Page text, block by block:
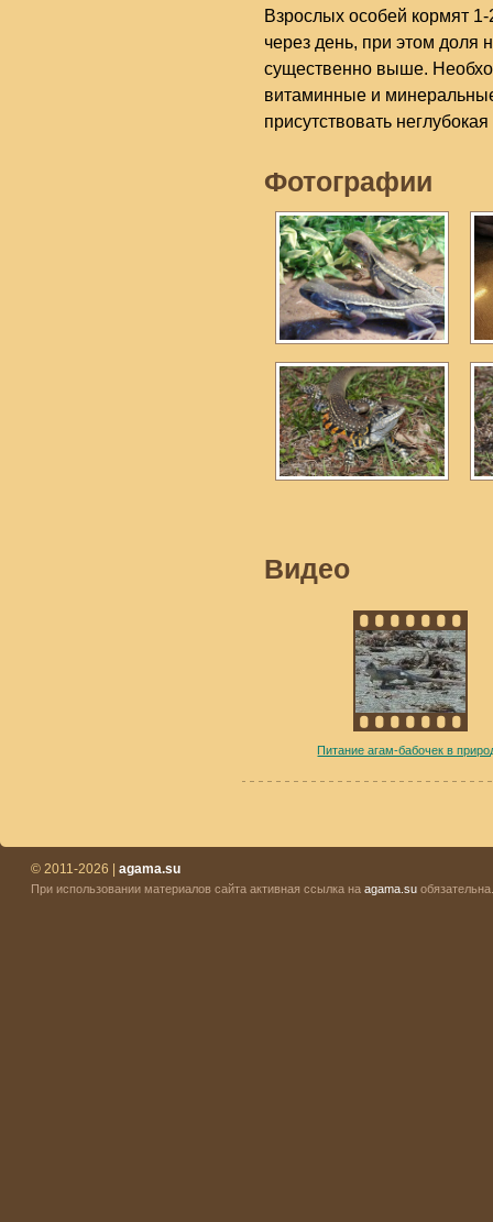
Взрослых особей кормят
через день, при этом
существенно выше.
витаминные и
присутствовать
Фотографии
Видео
Питание агам-бабочек в
© 2011-2026 | agama.su
При использовании материалов сайта активная ссылка на agama.su обязательна.